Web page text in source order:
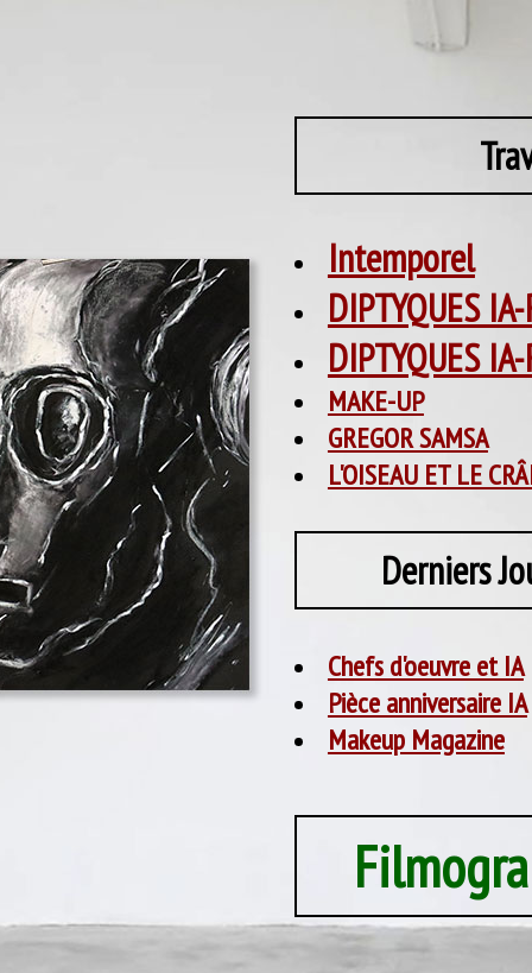
Intemporel
DIPTYQUES
DIPTYQUES
MAKE-UP
GREGOR SAMSA
L'OISEAU ET LE
Derniers
Chefs d'oeuvre et IA
Pièce anniversaire IA
Makeup Magazine